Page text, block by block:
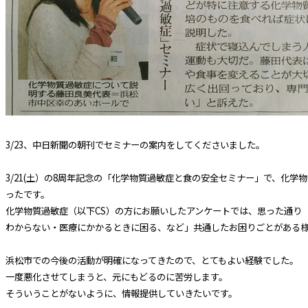
3/23、中日新聞の朝刊でセミナーの案内をしてくださいました。
3/21(土）の8周年記念の「化学物質過敏症と食の安全セミナー」で、化学
ったです。
化学物質過敏症（以下CS）の方にお願いしたアンケートでは、思った通り
わからない・医療にかかるときに困る、など」共通したお困りごとがある
浜松市での今後の活動が明確になってきたので、とてもよい経験でした。
一度悪化させてしまうと、元にもどるのに苦労します。
そういうことがないように、情報提供していきたいです。